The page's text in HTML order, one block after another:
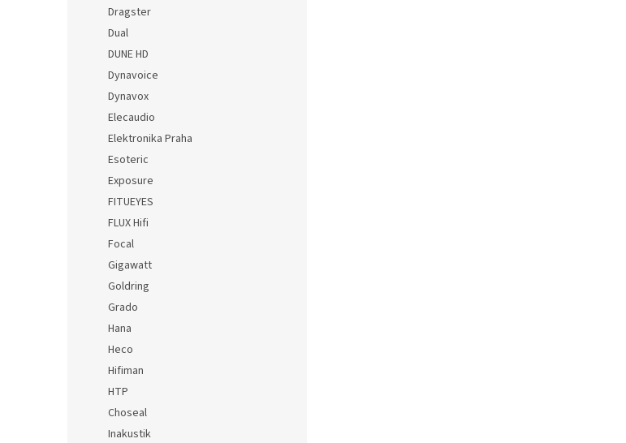
Dragster
Dual
DUNE HD
Dynavoice
Dynavox
Elecaudio
Elektronika Praha
Esoteric
Exposure
FITUEYES
FLUX Hifi
Focal
Gigawatt
Goldring
Grado
Hana
Heco
Hifiman
HTP
Choseal
Inakustik